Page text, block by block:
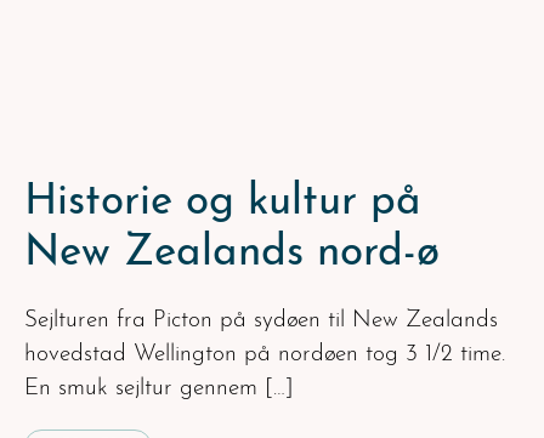
Historie og kultur på
New Zealands nord-ø
Sejlturen fra Picton på sydøen til New Zealands
hovedstad Wellington på nordøen tog 3 1/2 time.
En smuk sejltur gennem […]